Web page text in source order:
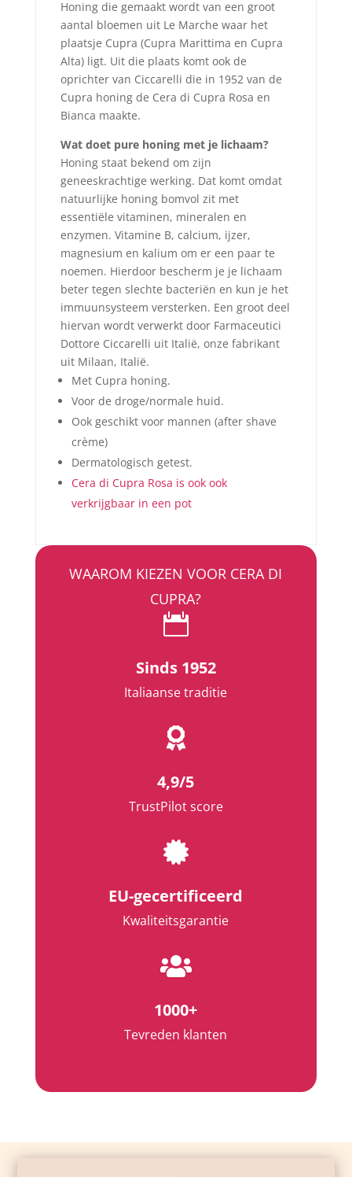
Honing die gemaakt wordt van een groot
aantal bloemen uit Le Marche waar het
plaatsje Cupra (Cupra Marittima en Cupra
Alta) ligt. Uit die plaats komt ook de
oprichter van Ciccarelli die in 1952 van de
Cupra honing de Cera di Cupra Rosa en
Bianca maakte.
Wat doet pure honing met je lichaam?
Honing staat bekend om zijn
geneeskrachtige werking. Dat komt omdat
natuurlijke honing bomvol zit met
essentiële vitaminen, mineralen en
enzymen. Vitamine B, calcium, ijzer,
magnesium en kalium om er een paar te
noemen. Hierdoor bescherm je je lichaam
beter tegen slechte bacteriën en kun je het
immuunsysteem versterken. Een groot deel
hiervan wordt verwerkt door Farmaceutici
Dottore Ciccarelli uit Italië, onze fabrikant
uit Milaan, Italië.
Met Cupra honing.
Voor de droge/normale huid.
Ook geschikt voor mannen (after shave
crème)
Dermatologisch getest.
Cera di Cupra Rosa is ook ook
verkrijgbaar in een pot
WAAROM KIEZEN VOOR CERA DI
CUPRA?

Sinds 1952
Italiaanse traditie

4,9/5
TrustPilot score

EU-gecertificeerd
Kwaliteitsgarantie

1000+
Tevreden klanten